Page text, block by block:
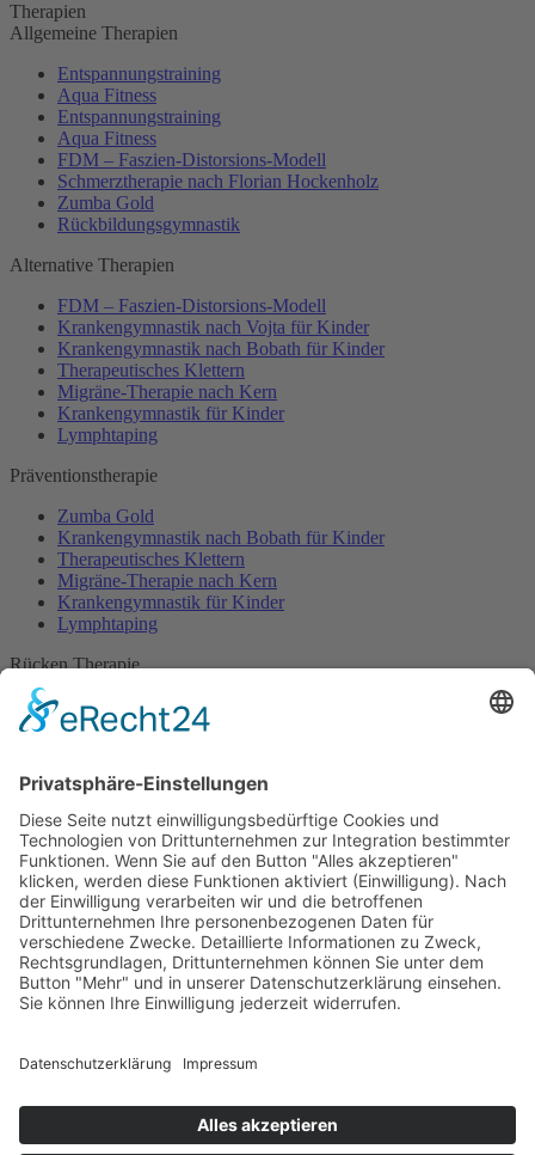
Therapien
Allgemeine Therapien
Entspannungstraining
Aqua Fitness
Entspannungstraining
Aqua Fitness
FDM – Faszien-Distorsions-Modell
Schmerztherapie nach Florian Hockenholz
Zumba Gold
Rückbildungsgymnastik
Alternative Therapien
FDM – Faszien-Distorsions-Modell
Krankengymnastik nach Vojta für Kinder
Krankengymnastik nach Bobath für Kinder
Therapeutisches Klettern
Migräne-Therapie nach Kern
Krankengymnastik für Kinder
Lymphtaping
Präventionstherapie
Zumba Gold
Krankengymnastik nach Bobath für Kinder
Therapeutisches Klettern
Migräne-Therapie nach Kern
Krankengymnastik für Kinder
Lymphtaping
Rücken Therapie
Therapeutisches Klettern
Entspannungstraining
Zumba Gold
Rückbildungsgymnastik
Kinder Therapie
Krankengymnastik nach Vojta für Kinder
Krankengymnastik nach Bobath für Kinder
Krankengymnastik für Kinder
Therapeuten
Kontakt
Sponsoring
Gutscheine
Datenschutz